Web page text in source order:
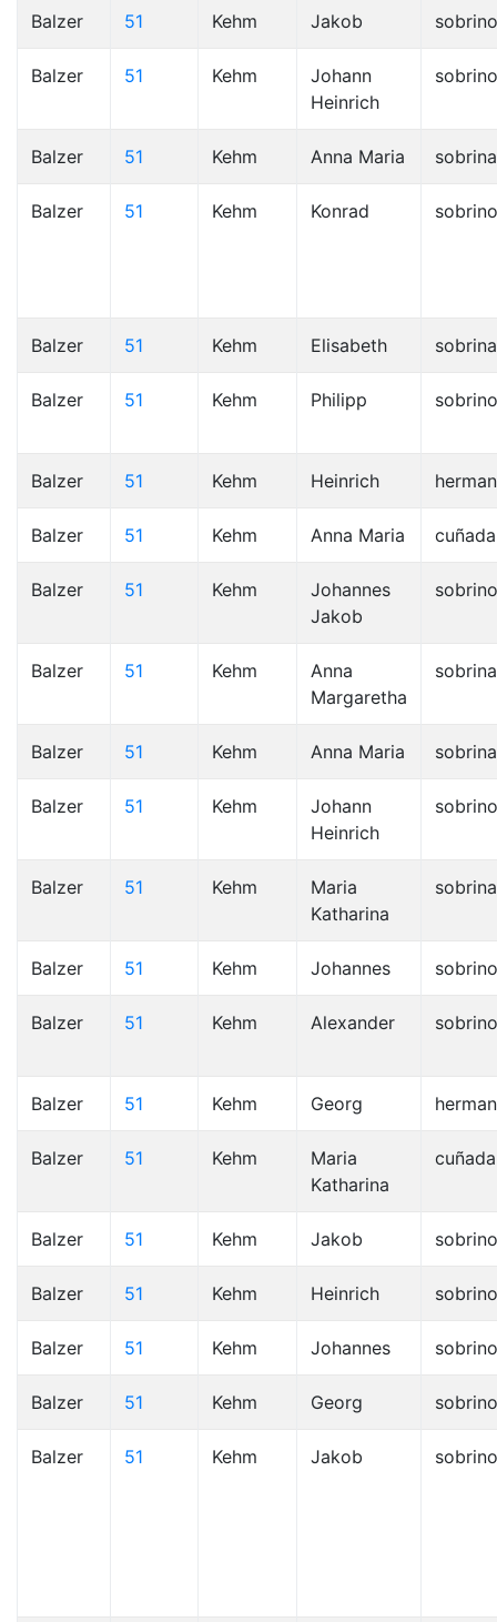
Balzer 51 Kehm Jakob sobrino
Balzer 51 Kehm
Johann
Heinrich
sobrino
Balzer 51 Kehm Anna Maria sobrina
Balzer 51 Kehm Konrad sobrino
Balzer 51 Kehm Elisabeth sobrina
Balzer 51 Kehm Philipp sobrino
Balzer 51 Kehm Heinrich
Balzer 51 Kehm Anna Maria cuñada
Balzer 51 Kehm
Johannes
Jakob
sobrino
Balzer 51 Kehm
Anna
Margaretha
sobrina
Balzer 51 Kehm Anna Maria sobrina
Balzer 51 Kehm
Johann
Heinrich
sobrino
Balzer 51 Kehm
Maria
Katharina
sobrina
Balzer 51 Kehm Johannes sobrino
Balzer 51 Kehm Alexander sobrino
Balzer 51 Kehm Georg
Balzer 51 Kehm
Maria
Katharina
cuñada
Balzer 51 Kehm Jakob sobrino
Balzer 51 Kehm Heinrich sobrino
Balzer 51 Kehm Johannes sobrino
Balzer 51 Kehm Georg sobrino
Balzer 51 Kehm Jakob sobrino